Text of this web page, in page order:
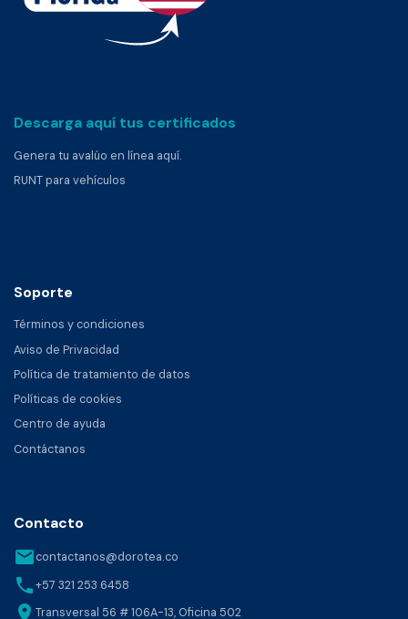
Descarga aquí tus certificados
Genera tu avalúo en línea aquí.
RUNT para vehículos
Soporte
Términos y condiciones
Aviso de Privacidad
Política de tratamiento de datos
Políticas de cookies
Centro de ayuda
Contáctanos
Contacto
emailcontactanos@dorotea.co
phone+57 321 253 6458
location_onTransversal 56 # 106A-13, Oficina 502